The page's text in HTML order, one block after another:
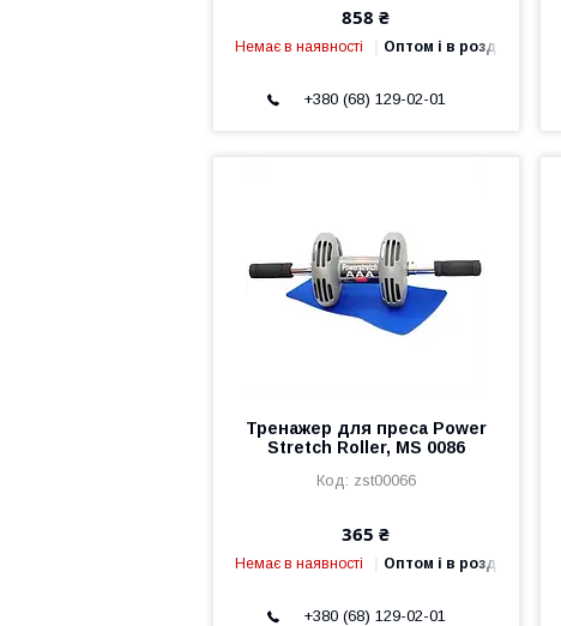
858 ₴
Немає в наявності Оптом і в роздріб
+380 (68) 129-02-01
Тренажер для преса Power
Stretch Roller, MS 0086
zst00066
365 ₴
Немає в наявності Оптом і в роздріб
+380 (68) 129-02-01